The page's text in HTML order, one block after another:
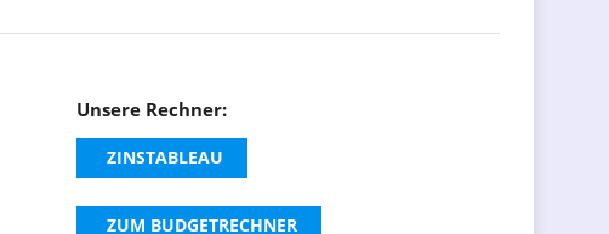
Unsere Rechner:
ZINSTABLEAU
ZUM BUDGETRECHNER